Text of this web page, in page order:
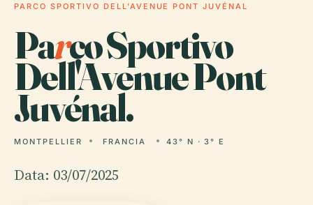
PARCO SPORTIVO DELL'AVENUE PONT JUVÉNAL
Parco Sportivo
Dell'Avenue Pont
Juvénal.
MONTPELLIER FRANCIA 43° N · 3° E
Data: 03/07/2025